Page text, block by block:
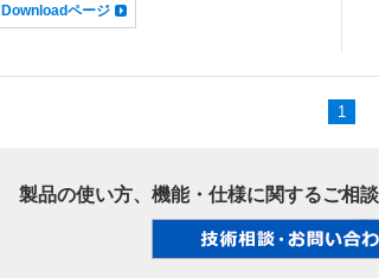
Downloadページ
1
製品の使い方、機能・仕様に関するご相